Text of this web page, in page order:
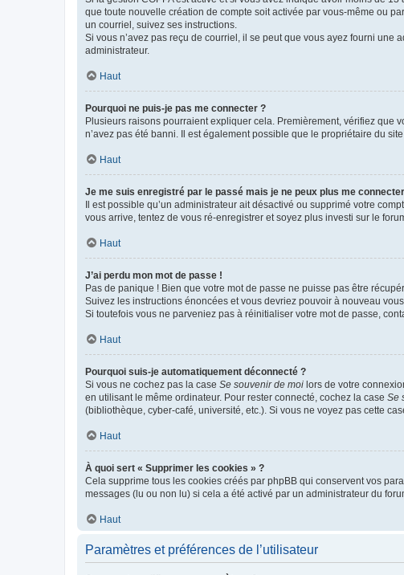
que toute nouvelle création de compte soit activée par vous-même ou
un courriel, suivez ses instructions.
Si vous n’avez pas reçu de courriel, il se peut que vous ayez fourni une
administrateur.
Haut
Pourquoi ne puis-je pas me connecter ?
Plusieurs raisons pourraient expliquer cela. Premièrement, vérifiez que
n’avez pas été banni. Il est également possible que le propriétaire du
Haut
Je me suis enregistré par le passé mais je ne peux plus me
Il est possible qu’un administrateur ait désactivé ou supprimé votre
vous arrive, tentez de vous ré-enregistrer et soyez plus investi sur le
Haut
J’ai perdu mon mot de passe !
Pas de panique ! Bien que votre mot de passe ne puisse pas être
Suivez les instructions énoncées et vous devriez pouvoir à nouveau
Si toutefois vous ne parveniez pas à réinitialiser votre mot de passe,
Haut
Pourquoi suis-je automatiquement déconnecté ?
Si vous ne cochez pas la case Se souvenir de moi lors de votre
en utilisant le même ordinateur. Pour rester connecté, cochez la case Se
(bibliothèque, cyber-café, université, etc.). Si vous ne voyez pas cette
Haut
À quoi sert « Supprimer les cookies » ?
Cela supprime tous les cookies créés par phpBB qui conservent vos
messages (lu ou non lu) si cela a été activé par un administrateur du
Haut
Paramètres et préférences de l’utilisateur